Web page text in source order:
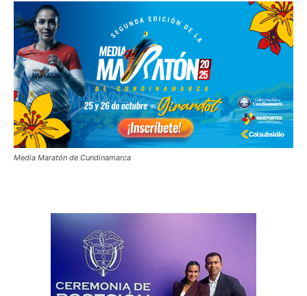
Media Maratón de Cundinamarca